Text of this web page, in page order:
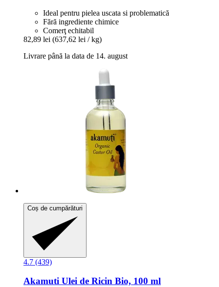
Ideal pentru pielea uscata si problematică
Fără ingrediente chimice
Comerţ echitabil
82,89 lei (637,62 lei / kg)
Livrare până la data de 14. august
Coș de cumpărături
4.7 (439)
Akamuti Ulei de Ricin Bio, 100 ml